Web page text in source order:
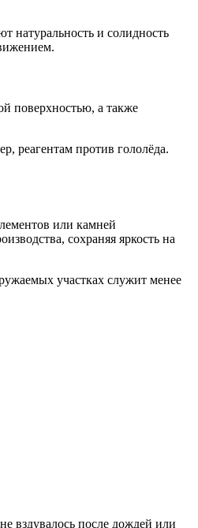
натуральность и солидность
поверхностью, а также
реагентам против гололёда.
или камней
сохраняя яркость на
участках служит менее
вздувалось после дождей или